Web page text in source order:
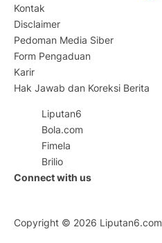
Kontak
Disclaimer
Pedoman Media Siber
Form Pengaduan
Karir
Hak Jawab dan Koreksi Berita
Liputan6
Bola.com
Fimela
Brilio
Connect with us
Copyright © 2026 Liputan6.com